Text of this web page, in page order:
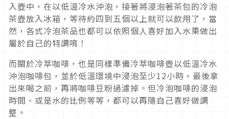
入壺中，在以低溫冷水沖泡，接著將浸泡著茶包的冷泡
茶壺放入冰箱，等待約四到五個以上就可以飲用了，當
然，各式冷泡茶品也都可以依照個人喜好加入水果做出
屬於自己的特調唷！
而關於冷萃咖啡，也是同樣準備冷萃咖啡壺以低溫冷水
沖泡咖啡包，並於低溫環境中浸泡至少12小時，最後拿
出來喝之前，再將咖啡豆粉過濾掉。但冷泡咖啡的浸泡
時間、或是水的比例等等，都可以再隨自己喜好做調
整。